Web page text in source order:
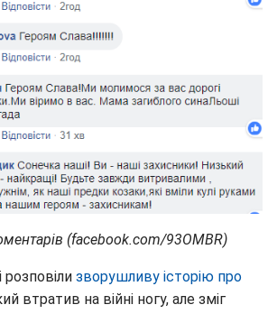
(facebook.com/93OMBR)
зворушливу історію про
втратив на війні ногу, але зміг